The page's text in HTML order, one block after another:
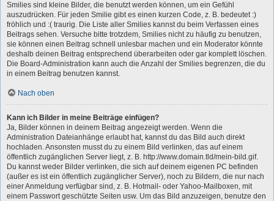
Smilies sind kleine Bilder, die benutzt werden können, um ein Gefühl
auszudrücken. Für jeden Smilie gibt es einen kurzen Code, z. B. bedeutet :)
fröhlich und :( traurig. Die Liste aller Smilies kannst du beim Verfassen eines
Beitrags sehen. Versuche bitte trotzdem, Smilies nicht zu häufig zu benutzen,
sie können einen Beitrag schnell unlesbar machen und ein Moderator könnte
deshalb deinen Beitrag entsprechend überarbeiten oder gar komplett löschen.
Die Board-Administration kann auch die Anzahl der Smilies begrenzen, die du
in einem Beitrag benutzen kannst.
Nach oben
Kann ich Bilder in meine Beiträge einfügen?
Ja, Bilder können in deinem Beitrag angezeigt werden. Wenn die
Administration Dateianhänge erlaubt hat, kannst du das Bild auch direkt
hochladen. Ansonsten musst du zu einem Bild verlinken, das auf einem
öffentlich zugänglichen Server liegt, z. B. http://www.domain.tld/mein-bild.gif.
Du kannst weder Bilder verlinken, die sich auf deinem eigenen PC befinden
(außer es ist ein öffentlich zugänglicher Server), noch zu Bildern, die nur nach
einer Anmeldung verfügbar sind, z. B. Hotmail- oder Yahoo-Mailboxen, mit
einem Passwort geschützte Seiten usw. Um das Bild anzuzeigen, benutze den